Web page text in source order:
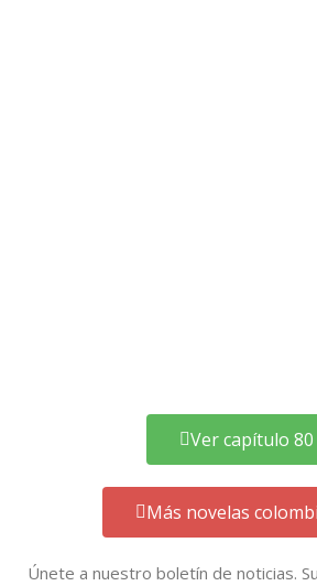
Ver capítulo 80
Más novelas
Únete a nuestro boletín de noticias.